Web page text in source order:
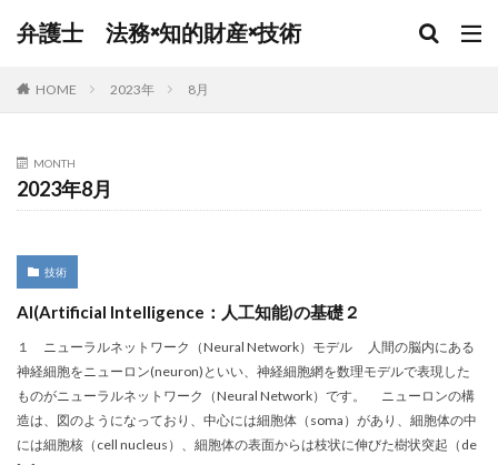
弁護士 法務×知的財産×技術
HOME 2023年 8月
MONTH
2023年8月
技術
AI(Artificial Intelligence：人工知能)の基礎２
１ ニューラルネットワーク（Neural Network）モデル 人間の脳内にある
神経細胞をニューロン(neuron)といい、神経細胞網を数理モデルで表現した
ものがニューラルネットワーク（Neural Network）です。 ニューロンの構
造は、図のようになっており、中心には細胞体（soma）があり、細胞体の中
には細胞核（cell nucleus）、細胞体の表面からは枝状に伸びた樹状突起（de